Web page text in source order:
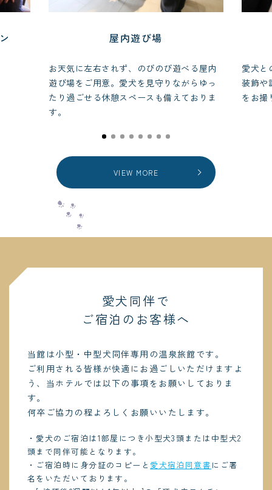
屋内遊び場
お天気に左右されず、のびのび遊べる屋内
遊び場をご用意。愛犬を見守りながらゆっ
たり過ごせる休憩スペースも備えておりま
す。
愛犬と
装飾や
をお撮
VIEW MORE
愛犬同伴で
ご宿泊のお客様へ
当館は小型・中型犬同伴専用の温泉旅館です。
ご利用される皆様が快適にお過ごしいただけますよ
う、当ホテルでは以下の事項をお願いしておりま
す。
何卒ご協力の程よろしくお願いいたします。
・愛犬のご宿泊は1部屋につき小型犬3頭または中型犬2
頭まで同伴可能となります。
・ご宿泊時に身分証のコピーと 愛犬宿泊同意書 にご署
名をいただいております。